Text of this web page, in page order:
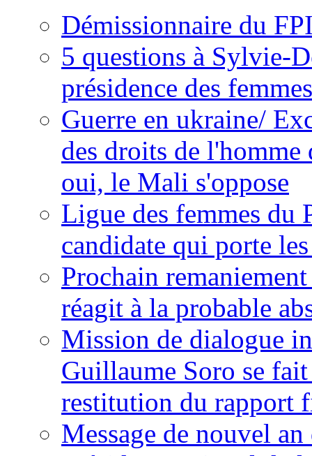
Démissionnaire du
5 questions à Sylvie-
présidence des
Guerre en ukraine/
des droits de
oui, le Mali s'oppose
Ligue des femmes du
candidate qui porte
Prochain
réagit à la probable
Mission de dialogue
Guillaume Soro se
restitution du rapport
Message de nouvel